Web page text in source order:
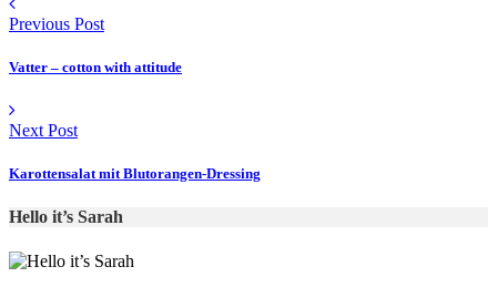
Previous Post
Vatter – cotton with attitude
Next Post
Karottensalat mit Blutorangen-Dressing
Hello it’s Sarah